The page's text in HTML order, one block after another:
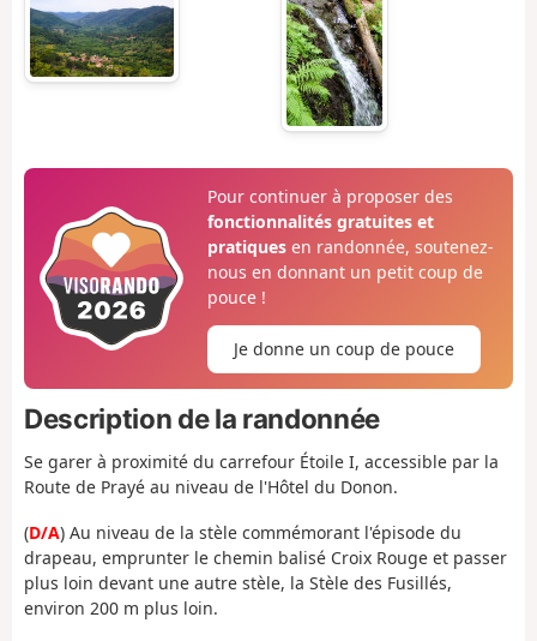
Pour continuer à proposer des
fonctionnalités gratuites et
pratiquesen randonnée, soutenez-
nous en donnant un petit coup de
pouce !
Je donne un coup de pouce
Description de la randonnée
Se garer à proximité du carrefour Étoile I, accessible par la
Route de Prayé au niveau de l'Hôtel du Donon.
(D/A) Au niveau de la stèle commémorant l'épisode du
drapeau, emprunter le chemin balisé Croix Rouge et passer
plus loin devant une autre stèle, la Stèle des Fusillés,
environ 200 m plus loin.